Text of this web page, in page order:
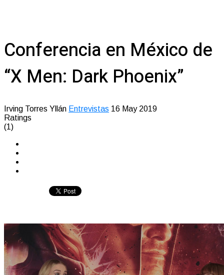
Conferencia en México de
“X Men: Dark Phoenix”
Irving Torres Yllán Entrevistas 16 May 2019
Ratings
(1)